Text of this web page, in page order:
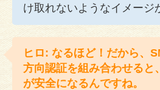
け取れないようなイメージ
ヒロ: なるほど！だから、
方向認証を組み合わせると
が安全になるんですね。